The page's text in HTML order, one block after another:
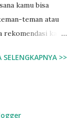
kamu bisa
teman atau
kafe
saking hitsnya
SELENGKAPNYA >>